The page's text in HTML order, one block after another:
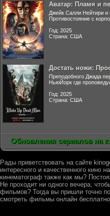
Аватар: Пламя и
Джейк Салли Нейтири
Противостояние с
Год: 2025
Страна: США
Достать ножи:
Преподобного Джада
НьюЙорк где
Год: 2025
Страна: США
Обновления сериалов на
Рады приветствовать на сайте
интересного и качественного кино
кинематограф также как мы?
Не проходит ни одного вечера,
фильмов? Тогда вы пришли точно
смотреть фильмы онлайн